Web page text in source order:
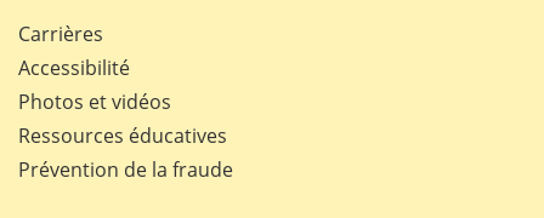
Carrières
Accessibilité
Photos et vidéos
Ressources éducatives
Prévention de la fraude